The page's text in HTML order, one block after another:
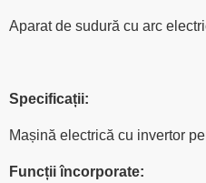
Aparat de sudură cu arc
Specificații:
Mașină electrică cu invertor
Funcții încorporate: